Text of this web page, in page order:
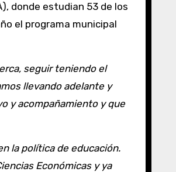
el programa municipal
seguir teniendo el
llevando adelante y
y acompañamiento y que
la política de educación.
Económicas y ya